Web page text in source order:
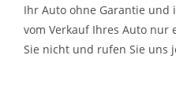
Ihr Auto ohne Garantie und
vom Verkauf Ihres Auto
Sie nicht und rufen Sie uns